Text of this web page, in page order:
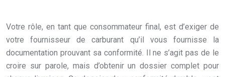
Votre rôle, en tant que consommateur final, est d’exiger de
votre fournisseur de carburant qu’il vous fournisse la
documentation prouvant sa conformité. Il ne s’agit pas de le
croire sur parole, mais d’obtenir un dossier complet pour